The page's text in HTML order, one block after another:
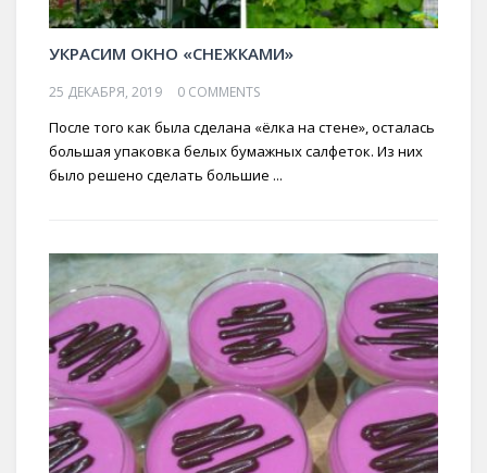
УКРАСИМ ОКНО «СНЕЖКАМИ»
25 ДЕКАБРЯ, 2019 0 COMMENTS
После того как была сделана «ёлка на стене», осталась
большая упаковка белых бумажных салфеток. Из них
было решено сделать большие ...